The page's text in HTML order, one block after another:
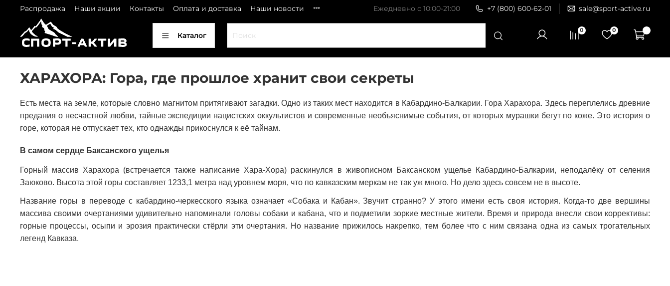
Распродажа Наши акции Контакты Оплата и доставка Наши новости Ежедневно с 10:00-21:00 +7 (800) 600-62-01 sale@sport-active.ru
Каталог
0 0
ХАРАХОРА: Гора, где прошлое хранит свои секреты
Есть места на земле, которые словно магнитом притягивают загадки. Одно из таких мест находится в Кабардино-Балкарии. Гора Харахора. Здесь переплелись древние
предания о несчастной любви, тайные экспедиции нацистских оккультистов и современные необъяснимые события, от которых мурашки бегут по коже. Это история о
горе, которая не отпускает тех, кто однажды прикоснулся к её тайнам.
В самом сердце Баксанского ущелья
Горный массив Харахора (встречается также написание Хара-Хора) раскинулся в живописном Баксанском ущелье Кабардино-Балкарии, неподалёку от селения
Заюково. Высота этой горы составляет 1233,1 метра над уровнем моря, что по кавказским меркам не так уж много. Но дело здесь совсем не в высоте.
Название горы в переводе с кабардино-черкесского языка означает «Собака и Кабан». Звучит странно? У этого имени есть своя история. Когда-то две вершины
массива своими очертаниями удивительно напоминали головы собаки и кабана, что и подметили зоркие местные жители. Время и природа внесли свои коррективы:
горные процессы, осыпи и эрозия практически стёрли эти очертания. Но название прижилось накрепко, тем более что с ним связана одна из самых трогательных
легенд Кавказа.